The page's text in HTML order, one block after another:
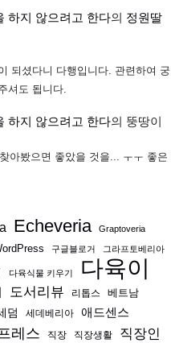
하지 않으려고 한다의 정원딸
되셨다니 다행입니다. 관련하여 궁
셔도 됩니다.
하지 않으려고 한다의 뚱땅이
아봤으면 좋았을 것을... ㅜㅜ 좋은
Echeveria Graptoveria
구글블로거 그라프토베리아
다육식물 키우기 다육이
도서리뷰 리톱스
베트남
덤 세데베리아 애드센스
레스 직장 직장생활 직장인